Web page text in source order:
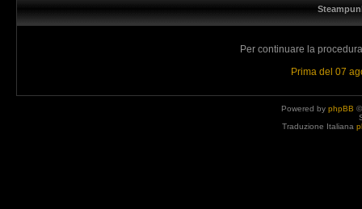
Per continuare la
Prima del 07
Powered by phpBB
Traduzione Italiana